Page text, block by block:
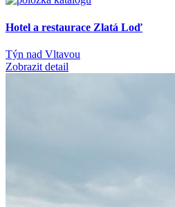
Hotel a restaurace Zlatá Loď
Týn nad Vltavou
Zobrazit detail